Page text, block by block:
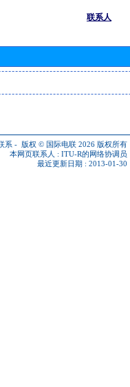
联系人
系 - 版权 © 国际电联 2026 版权所有
本网页联系人 : ITU-R的网络协调员
最近更新日期 : 2013-01-30